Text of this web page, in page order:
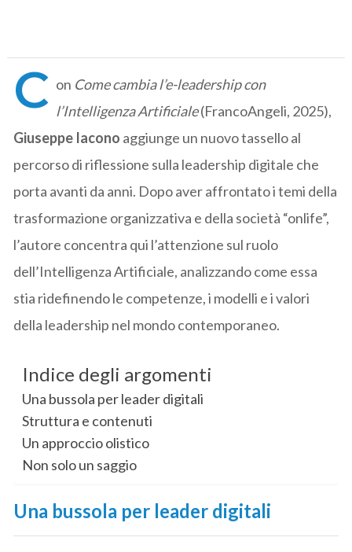
C on Come cambia l’e-leadership con
l’Intelligenza Artificiale(FrancoAngeli, 2025),
Giuseppe Iacono aggiunge un nuovo tassello al
percorso di riflessione sulla leadership digitale che
porta avanti da anni. Dopo aver affrontato i temi della
trasformazione organizzativa e della società “onlife”,
l’autore concentra qui l’attenzione sul ruolo
dell’Intelligenza Artificiale, analizzando come essa
stia ridefinendo le competenze, i modelli e i valori
della leadership nel mondo contemporaneo.
Indice degli argomenti
Una bussola per leader digitali
Struttura e contenuti
Un approccio olistico
Non solo un saggio
Una bussola per leader digitali